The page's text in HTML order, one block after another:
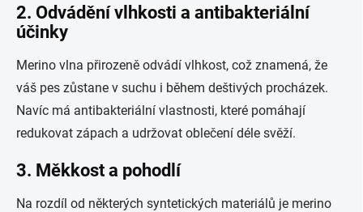
2. Odvádění vlhkosti a antibakteriální
účinky
Merino vlna přirozeně odvádí vlhkost, což znamená, že
váš pes zůstane v suchu i během deštivých procházek.
Navíc má antibakteriální vlastnosti, které pomáhají
redukovat zápach a udržovat oblečení déle svěží.
3. Měkkost a pohodlí
Na rozdíl od některých syntetických materiálů je merino